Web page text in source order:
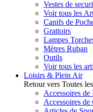
Vestes de
Voir tous les
Canifs de
Grattoirs
Lampes
Mètres Ruban
Outils
Voir tous les
Loisirs & Plein Air
Retour vers Toutes
Accessoires de
Accessoires